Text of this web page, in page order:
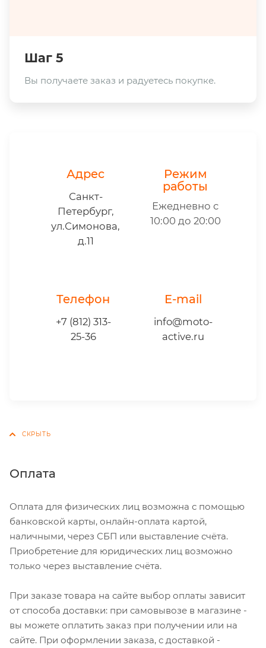
Шаг 5
Вы получаете заказ и радуетесь покупке.
Адрес
Санкт-
Петербург,
ул.Симонова,
д.11
Режим
работы
Ежедневно с
10:00 до 20:00
Телефон
+7 (812) 313-
25-36
E-mail
info@moto-
active.ru
Оплата
Оплата для физических лиц возможна с помощью
банковской карты, онлайн-оплата картой,
наличными, через СБП или выставление счёта.
Приобретение для юридических лиц возможно
только через выставление счёта.
При заказе товара на сайте выбор оплаты зависит
от способа доставки: при самовывозе в магазине -
вы можете оплатить заказ при получении или на
сайте. При оформлении заказа, с доставкой -